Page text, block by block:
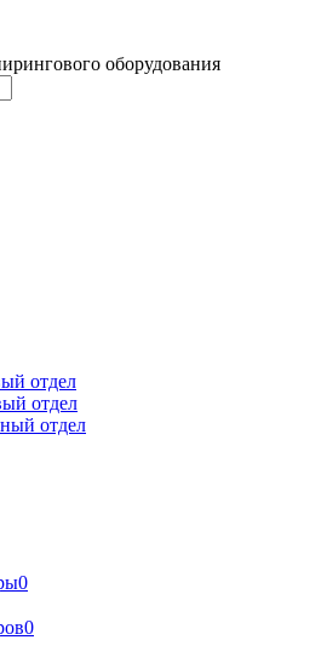
оборудования
отдел
отдел
отдел
0
0